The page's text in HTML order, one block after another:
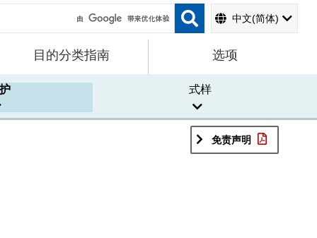
中文(简体)
目的分类指南 选项
式样
免责声明